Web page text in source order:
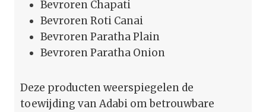
Bevroren Chapati
Bevroren Roti Canai
Bevroren Paratha Plain
Bevroren Paratha Onion
Deze producten weerspiegelen de
toewijding van Adabi om betrouwbare